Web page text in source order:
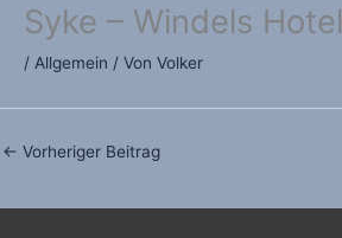
Syke – Windels Hotel
/ Allgemein / Von Volker
← Vorheriger Beitrag